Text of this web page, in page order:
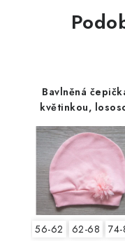
Bavlněná
květinkou,
56-62 62-68